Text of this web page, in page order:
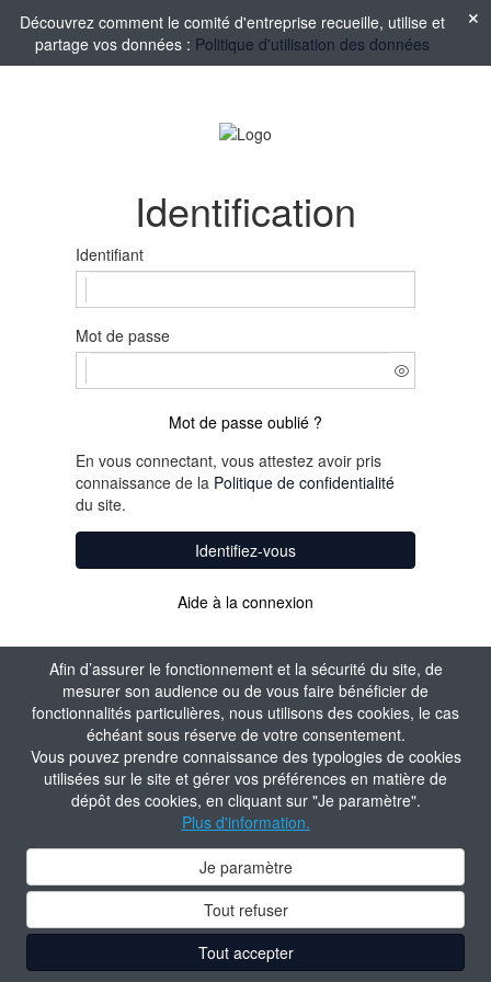
Afin d’assurer le fonctionnement et la sécurité du site, de
mesurer son audience ou de vous faire bénéficier de
fonctionnalités particulières, nous utilisons des cookies, le cas
échéant sous réserve de votre consentement.
Vous pouvez prendre connaissance des typologies de cookies
utilisées sur le site et gérer vos préférences en matière de
dépôt des cookies, en cliquant sur "Je paramètre".
Plus d'information.
Je paramètre
Tout refuser
Tout accepter
Découvrez comment le comité d'entreprise recueille, utilise et
partage vos données : Politique d'utilisation des données
Identification
Identifiant
Mot de passe
Mot de passe oublié ?
En vous connectant, vous attestez avoir pris
connaissance de la Politique de confidentialité
du site.
Identifiez-vous
Aide à la connexion